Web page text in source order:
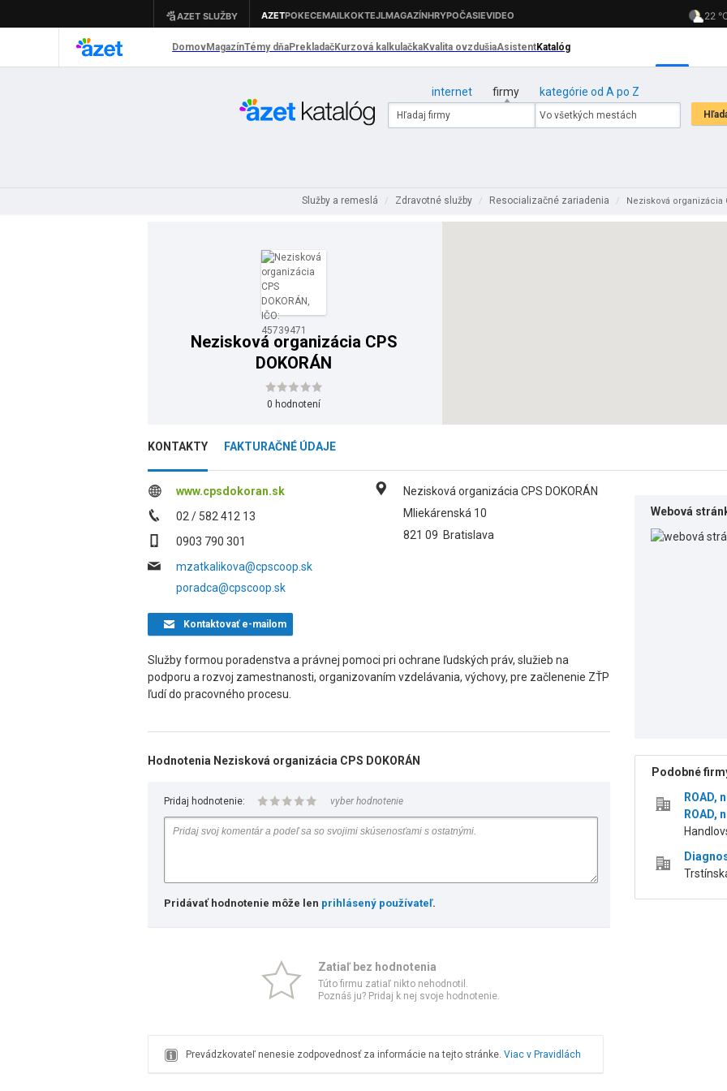
internet firmy kategórie od A po Z
Služby a remeslá / Zdravotné služby / Resocializačné zariadenia / Nezisková organizácia
Nezisková organizácia CPS
DOKORÁN
0 hodnotení
KONTAKTY FAKTURAČNÉ ÚDAJE
www.cpsdokoran.sk
02 / 582 412 13
0903 790 301
mzatkalikova@cpscoop.sk
poradca@cpscoop.sk
Nezisková organizácia CPS DOKORÁN
Mliekárenská 10
821 09 Bratislava
Kontaktovaťe-mailom
Služby formou poradenstva a právnej pomoci pri ochrane ľudských práv, služieb na
podporu a rozvoj zamestnanosti, organizovaním vzdelávania, výchovy, pre začlenenie ZŤP
ľudí do pracovného procesu.
Hodnotenia Nezisková organizácia CPS DOKORÁN
Pridaj hodnotenie: vyber hodnotenie
Pridávať hodnotenie môže len prihlásený používateľ.
Zatiaľ bez hodnotenia
Túto firmu zatiaľ nikto nehodnotil.
Poznáš ju? Pridaj k nej svoje hodnotenie.
Prevádzkovateľ nenesie zodpovednosť za informácie na tejto stránke. Viac v Pravidlách
Webová
Podobné
ROAD,
ROAD,